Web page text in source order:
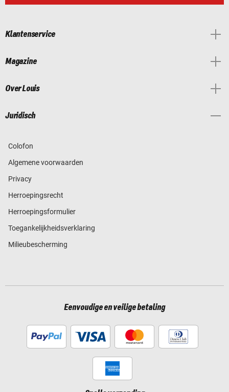
Klantenservice
Magazine
Over Louis
Juridisch
Colofon
Algemene voorwaarden
Privacy
Herroepingsrecht
Herroepingsformulier
Toegankelijkheidsverklaring
Milieubescherming
Eenvoudige en veilige betaling